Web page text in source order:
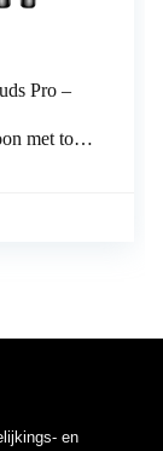
Pro –
met tot
– Mat
en